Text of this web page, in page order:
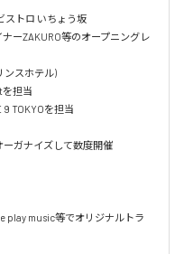
ストロ いちょう坂
ーZAKURO等のオープニングレ
ンスホテル)
担当
TOKYOを担当
ガナイズして数度開催
play music等でオリジナルトラ